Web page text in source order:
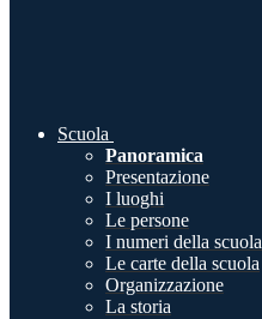
Scuola
Panoramica
Presentazione
I luoghi
Le persone
I numeri della scuola
Le carte della scuola
Organizzazione
La storia